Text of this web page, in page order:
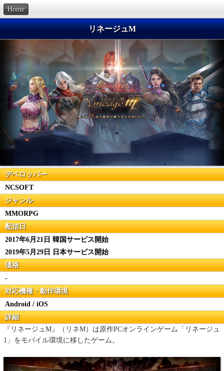
Home
リネージュM
デベロッパー
NCSOFT
ジャンル
MMORPG
配信日
2017年6月21日 韓国サービス開始
2019年5月29日 日本サービス開始
価格
-
対応機種・動作環境
Android / iOS
詳細
『リネージュM』（リネM）は原作PCオンラインゲーム「リネージュ
1」をモバイル環境に移したゲーム。